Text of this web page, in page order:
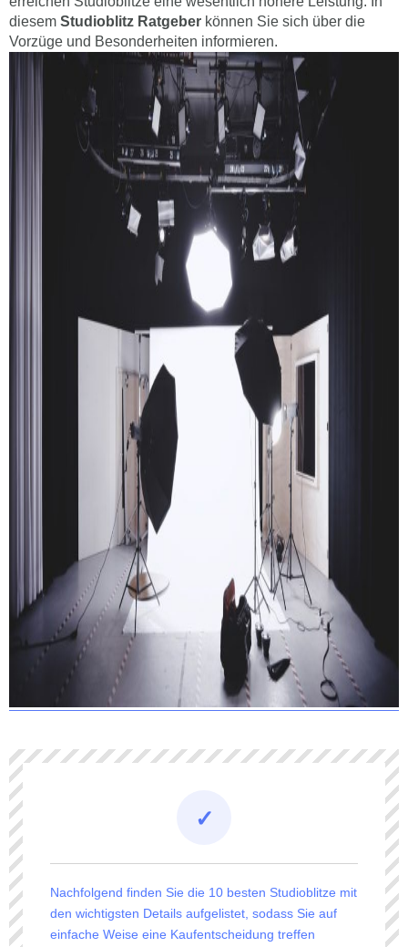
diesem Studioblitz Ratgeber können Sie sich über die
Vorzüge und Besonderheiten informieren.
Nachfolgend finden Sie die 10 besten Studioblitze mit
den wichtigsten Details aufgelistet, sodass Sie auf
einfache Weise eine Kaufentscheidung treffen